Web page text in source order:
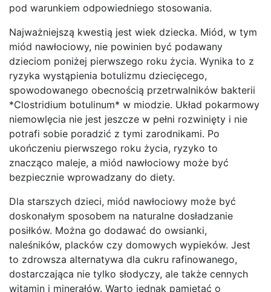
pod warunkiem odpowiedniego stosowania.
Najważniejszą kwestią jest wiek dziecka. Miód, w tym
miód nawłociowy, nie powinien być podawany
dzieciom poniżej pierwszego roku życia. Wynika to z
ryzyka wystąpienia botulizmu dziecięcego,
spowodowanego obecnością przetrwalników bakterii
*Clostridium botulinum* w miodzie. Układ pokarmowy
niemowlęcia nie jest jeszcze w pełni rozwinięty i nie
potrafi sobie poradzić z tymi zarodnikami. Po
ukończeniu pierwszego roku życia, ryzyko to
znacząco maleje, a miód nawłociowy może być
bezpiecznie wprowadzany do diety.
Dla starszych dzieci, miód nawłociowy może być
doskonałym sposobem na naturalne dosładzanie
posiłków. Można go dodawać do owsianki,
naleśników, placków czy domowych wypieków. Jest
to zdrowsza alternatywa dla cukru rafinowanego,
dostarczająca nie tylko słodyczy, ale także cennych
witamin i minerałów. Warto jednak pamiętać o